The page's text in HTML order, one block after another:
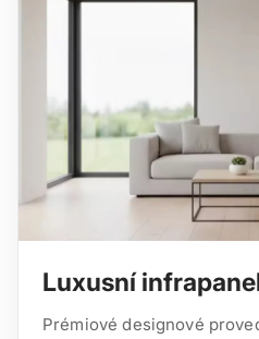
Luxusní
Prémiové designové